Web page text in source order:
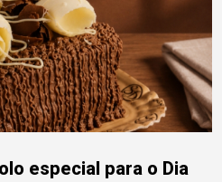
especial para o Dia